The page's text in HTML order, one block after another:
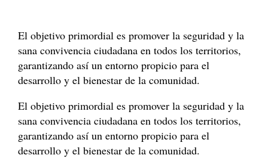
El objetivo primordial es promover la seguridad y la
sana convivencia ciudadana en todos los territorios,
garantizando así un entorno propicio para el
desarrollo y el bienestar de la comunidad.
El objetivo primordial es promover la seguridad y la
sana convivencia ciudadana en todos los territorios,
garantizando así un entorno propicio para el
desarrollo y el bienestar de la comunidad.